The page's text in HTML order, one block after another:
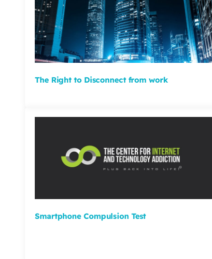
The Right to Disconnect from work
Smartphone Compulsion Test